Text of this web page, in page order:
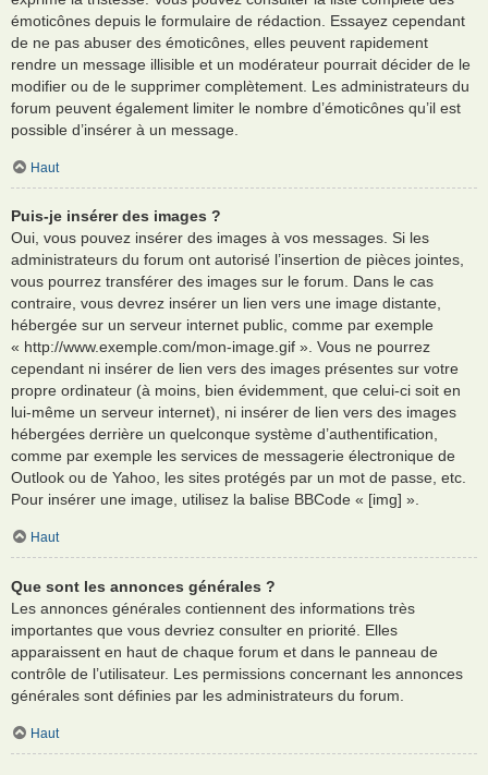
émoticônes depuis le formulaire de rédaction. Essayez cependant
de ne pas abuser des émoticônes, elles peuvent rapidement
rendre un message illisible et un modérateur pourrait décider de le
modifier ou de le supprimer complètement. Les administrateurs du
forum peuvent également limiter le nombre d’émoticônes qu’il est
possible d’insérer à un message.
Haut
Puis-je insérer des images ?
Oui, vous pouvez insérer des images à vos messages. Si les
administrateurs du forum ont autorisé l’insertion de pièces jointes,
vous pourrez transférer des images sur le forum. Dans le cas
contraire, vous devrez insérer un lien vers une image distante,
hébergée sur un serveur internet public, comme par exemple
« http://www.exemple.com/mon-image.gif ». Vous ne pourrez
cependant ni insérer de lien vers des images présentes sur votre
propre ordinateur (à moins, bien évidemment, que celui-ci soit en
lui-même un serveur internet), ni insérer de lien vers des images
hébergées derrière un quelconque système d’authentification,
comme par exemple les services de messagerie électronique de
Outlook ou de Yahoo, les sites protégés par un mot de passe, etc.
Pour insérer une image, utilisez la balise BBCode « [img] ».
Haut
Que sont les annonces générales ?
Les annonces générales contiennent des informations très
importantes que vous devriez consulter en priorité. Elles
apparaissent en haut de chaque forum et dans le panneau de
contrôle de l’utilisateur. Les permissions concernant les annonces
générales sont définies par les administrateurs du forum.
Haut